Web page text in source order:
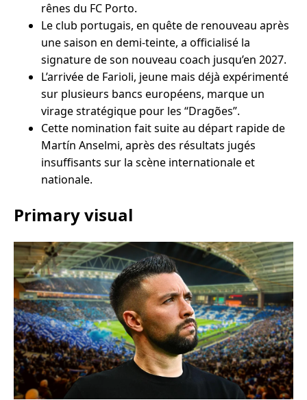
rênes du FC Porto.
Le club portugais, en quête de renouveau après
une saison en demi-teinte, a officialisé la
signature de son nouveau coach jusqu’en 2027.
L’arrivée de Farioli, jeune mais déjà expérimenté
sur plusieurs bancs européens, marque un
virage stratégique pour les “Dragões”.
Cette nomination fait suite au départ rapide de
Martín Anselmi, après des résultats jugés
insuffisants sur la scène internationale et
nationale.
Primary visual